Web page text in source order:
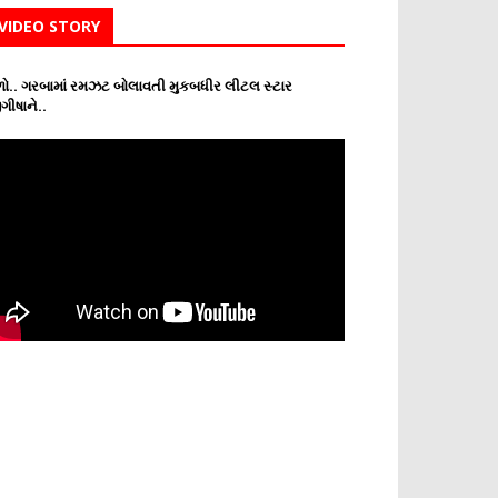
STORY
ગરબામાં રમઝટ બોલાવતી મુકબધીર લીટલ સ્ટાર